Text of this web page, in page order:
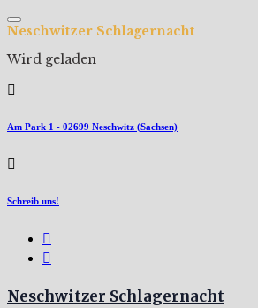
Zum
Inhalt
Neschwitzer Schlagernacht
Wird geladen
Am Park 1 - 02699 Neschwitz (Sachsen)
Schreib uns!
Neschwitzer Schlagernacht